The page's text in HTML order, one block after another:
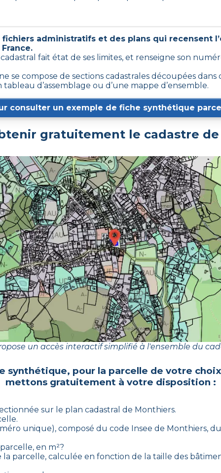
administratifs et des plans qui recensent
fait état de ses limites, et renseigne son
se compose de sections cadastrales découpées dans
d’assemblage ou d’une mappe d’ensemble.
consulter un exemple de fiche synthétique
gratuitement le cadastre
un accès interactif simplifié à l'ensemble du
synthétique, pour la parcelle de votre
mettons gratuitement à votre disposition :
sur le plan cadastral de Monthiers.
unique), composé du code Insee de Monthiers,
en m²?
parcelle, calculée en fonction de la taille des